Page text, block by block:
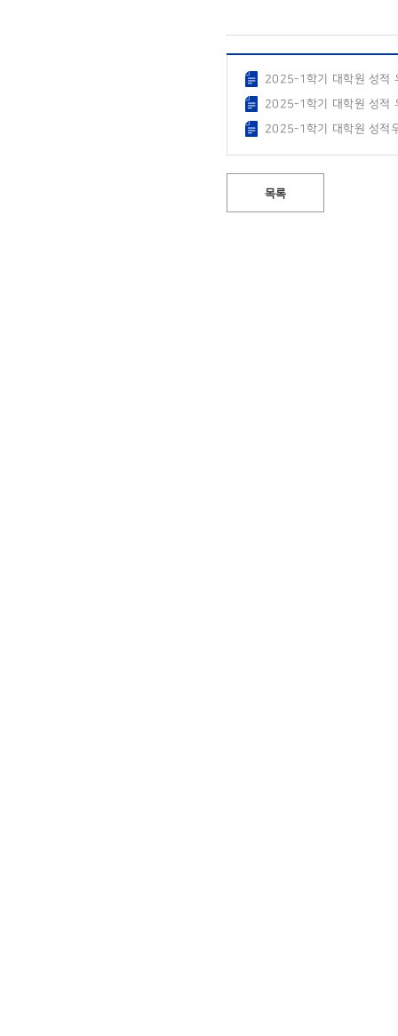
2025-1학기 대학원 성적
2025-1학기 대학원 성적
2025-1학기 대학원 성적
목록